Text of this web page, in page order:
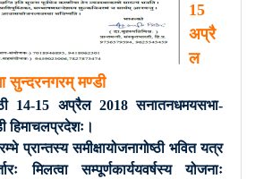
15
अप्रै
ल
सुन्दरनगरम् मण्डी
14-15 अप्रैल 2018 सनातनधमयसभा-
हिमाचलप्रदेशः।
प्रान्तस्य समीक्षायोजनागोष्ठी भवित यत्र
मिलत्वा सम्पूर्णकार्ययवर्षस्य योजनाः